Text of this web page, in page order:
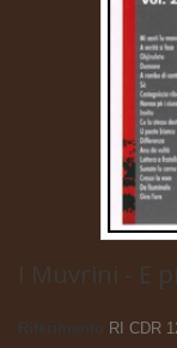
I Muvrini - E
Riferimento
RI CDR